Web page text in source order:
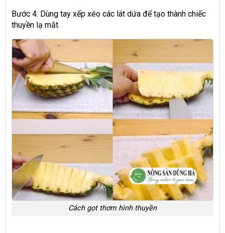
Bước 4: Dùng tay xếp xéo các lát dứa để tạo thành chiếc
thuyền lạ mắt.
Cách gọt thơm hình thuyền